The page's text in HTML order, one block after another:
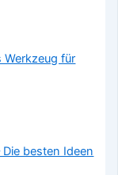
Werkzeug für
besten Ideen